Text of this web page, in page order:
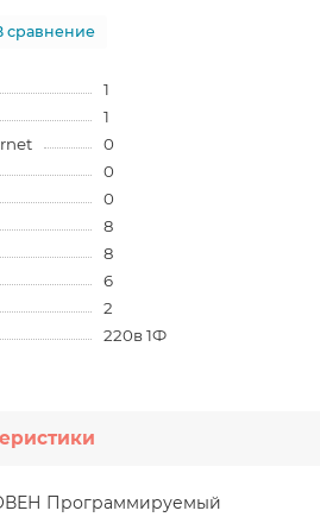
сравнение
1
1
0
0
0
8
8
6
2
220в 1Ф
Программируемый